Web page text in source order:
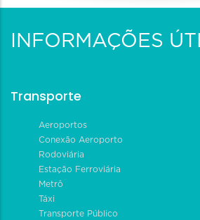
INFORMAÇÕES
Transporte
Aeroportos
Conexão Aeroporto
Rodoviária
Estação Ferroviária
Metrô
Táxi
Transporte Público